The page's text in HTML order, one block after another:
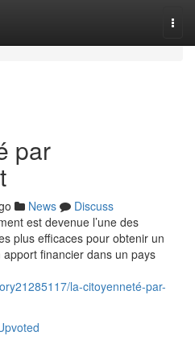
par
News
Discuss
est devenue l’une des
plus efficaces pour obtenir un
financier dans un pays
la-citoyenneté-par-